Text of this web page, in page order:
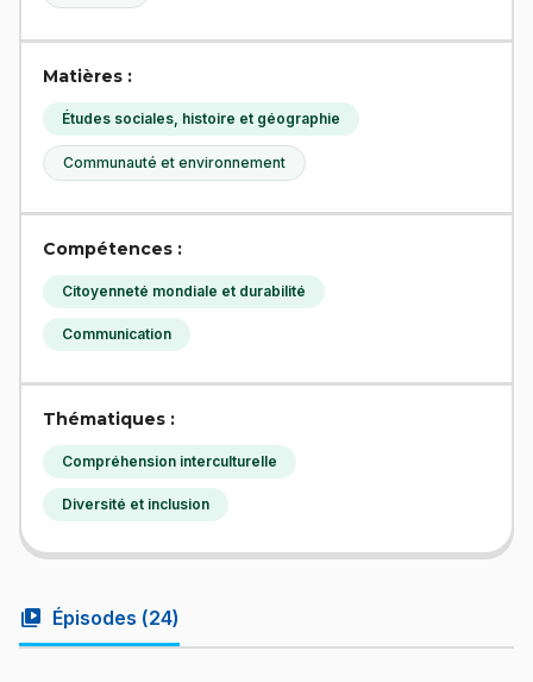
Matières :
Études sociales, histoire et géographie
Communauté et environnement
Compétences :
Citoyenneté mondiale et durabilité
Communication
Thématiques :
Compréhension interculturelle
Diversité et inclusion
video_library Épisodes (24)